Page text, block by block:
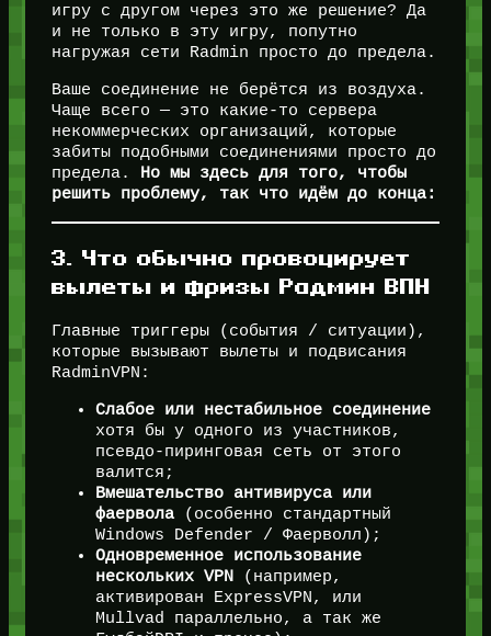
игру с другом через это же решение? Да
и не только в эту игру, попутно
нагружая сети Radmin просто до предела.
Ваше соединение не берётся из воздуха.
Чаще всего — это какие-то сервера
некоммерческих организаций, которые
забиты подобными соединениями просто до
предела.
Но мы здесь для того, чтобы
решить проблему, так что идём до конца:
3. Что обычно провоцирует
вылеты и фризы Радмин ВПН
Главные триггеры (события / ситуации),
которые вызывают вылеты и подвисания
RadminVPN:
Слабое или нестабильное соединение
хотя бы у одного из участников,
псевдо-пиринговая сеть от этого
валится;
Вмешательство антивируса или
фаервола(особенно стандартный
Windows Defender / Фаерволл);
Одновременное использование
нескольких VPN(например,
активирован ExpressVPN, или
Mullvad параллельно, а так же